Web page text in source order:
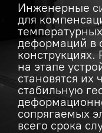
Инженерные
для
деформаций в
на этапе
становятся их
стабильную
сопрягаемых
всего срока